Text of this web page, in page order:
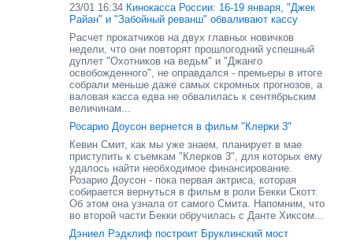
23/01 16:34 Кинокасса России: 16-19 января, "Джек
Райан" и "Забойный реванш" обваливают кассу
Расчет прокатчиков на двух главных новичков
недели, что они повторят прошлогодний успешный
дуплет "Охотников на ведьм" и "Джанго
освобожденного", не оправдался - премьеры в итоге
собрали меньше даже самых скромных прогнозов, а
валовая касса едва не обвалилась к сентябрьским
величинам...
Росарио Доусон вернется в фильм "Клерки 3"
Кевин Смит, как мы уже знаем, планирует в мае
приступить к съемкам "Клерков 3", для которых ему
удалось найти необходимое финансирование.
Розарио Доусон - пока первая актриса, которая
собирается вернуться в фильм в роли Бекки Скотт.
Об этом она узнала от самого Смита. Напомним, что
во второй части Бекки обручилась с Данте Хиксом...
Дэниел Рэдклиф построит Бруклинский мост